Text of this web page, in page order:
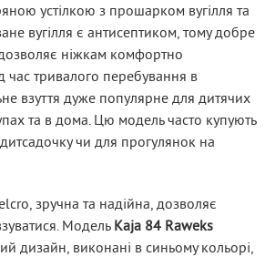
устілкою з прошарком вугілля та
вугілля є антисептиком, тому добре
ніжкам комфортно
час тривалого перебування в
взуття дуже популярне для дитячих
та в дома. Цю модель часто купують
чи для прогулянок на
зручна та надійна, дозволяє
Модель Kaja 84 Raweks
дизайн, виконані в синьому кольорі,